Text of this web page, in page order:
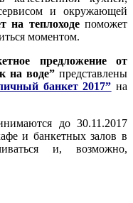
и окружающей
на теплоходепоможет
моментом.
предложение от
на воде” представлены
банкет 2017” на
до 30.11.2017
и банкетных залов в
и, возможно,